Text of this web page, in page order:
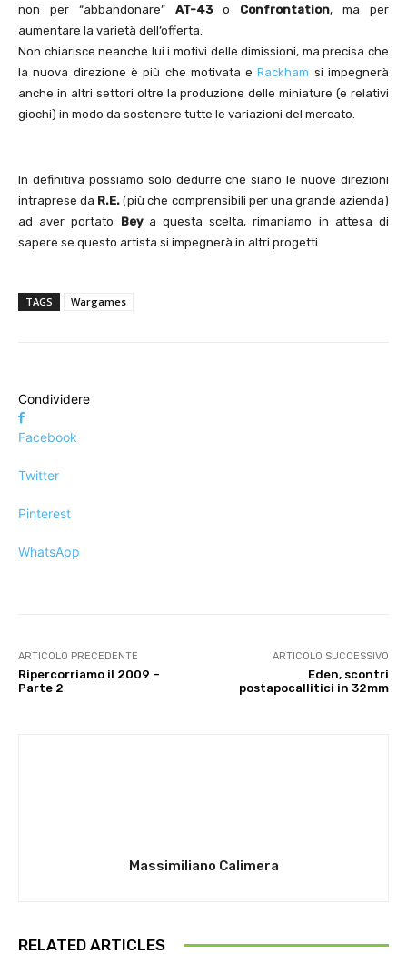
non per “abbandonare” AT-43o Confrontation, ma per
aumentare la varietà dell’offerta.
Non chiarisce neanche lui i motivi delle dimissioni, ma precisa che
la nuova direzione è più che motivata eRackham si impegnerà
anche in altri settori oltre la produzione delle miniature (e relativi
giochi) in modo da sostenere tutte le variazioni del mercato.
In definitiva possiamo solo dedurre che siano le nuove direzioni
intraprese da R.E. (più che comprensibili per una grande azienda)
ad aver portato Beya questa scelta, rimaniamo in attesa di
sapere se questo artista si impegnerà in altri progetti.
TAGS Wargames
Condividere
Facebook
Twitter
Pinterest
WhatsApp
ARTICOLO PRECEDENTE
Ripercorriamo il 2009 –
Parte 2
ARTICOLO SUCCESSIVO
Eden, scontri
postapocallitici in 32mm
Massimiliano Calimera
RELATED ARTICLES